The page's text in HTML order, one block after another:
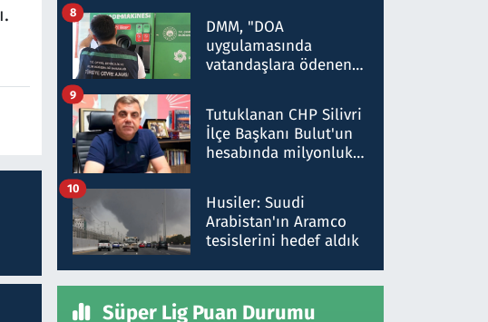
DMM, "DOA
uygulamasında
vatandaşlara ödenen
düşürüldüğü" iddiasını
yalanladı
8
Tutuklanan CHP Silivri
İlçe Başkanı Bulut'un
hesabında milyonluk
talimat verdi, ben
gönderdim
9
Husiler: Suudi
Arabistan'ın Aramco
tesislerini hedef aldık
10
Süper Lig Puan Durumu